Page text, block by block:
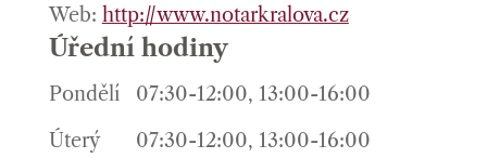
Web: http://www.notarkralova.cz
Úřední hodiny
Pondělí
07:30-12:00, 13:00-16:00
Úterý
07:30-12:00, 13:00-16:00